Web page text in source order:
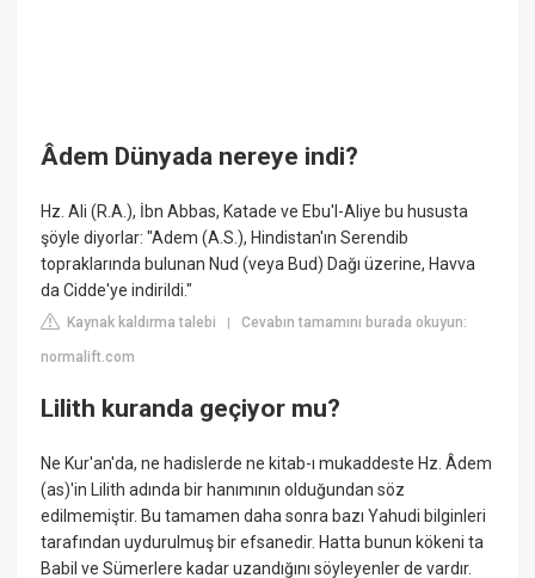
Âdem Dünyada nereye indi?
Hz. Ali (R.A.), İbn Abbas, Katade ve Ebu'I-Aliye bu hususta
şöyle diyorlar: "Adem (A.S.), Hindistan'ın Serendib
topraklarında bulunan Nud (veya Bud) Dağı üzerine, Havva
da Cidde'ye indirildi."
Kaynak kaldırma talebi |Cevabın tamamını burada okuyun:
normalift.com
Lilith kuranda geçiyor mu?
Ne Kur'an'da, ne hadislerde ne kitab-ı mukaddeste Hz. Âdem
(as)'in Lilith adında bir hanımının olduğundan söz
edilmemiştir. Bu tamamen daha sonra bazı Yahudi bilginleri
tarafından uydurulmuş bir efsanedir. Hatta bunun kökeni ta
Babil ve Sümerlere kadar uzandığını söyleyenler de vardır.